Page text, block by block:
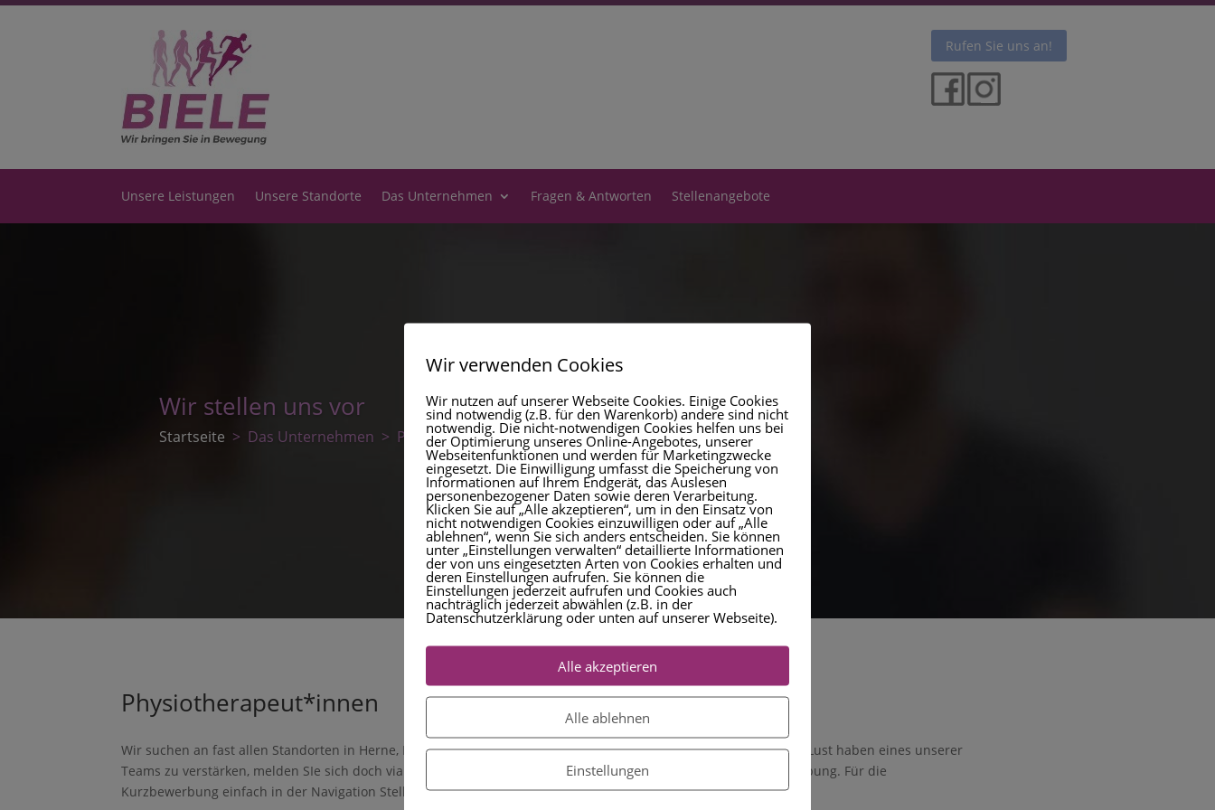
Rufen Sie uns an!
Unsere Leistungen Unsere Standorte Das Unternehmen Fragen & Antworten Stellenangebote
Wir stellen uns vor
Startseite > Das Unternehmen > Presse > Beitrag
Physiotherapeut*innen
Wir suchen an fast allen Standorten in Herne, Bochum und Recklinghausen Kolleginnen und Kollegen. Wenn Sie Lust haben eines unserer
Teams zu verstärken, melden SIe sich doch via WhatsApp 0157 85004499 bei uns oder nutzen unsere Kurzbewerbung. Für die
Kurzbewerbung einfach in der Navigation Stellenangebote oderhier klicken.
Wir verwenden Cookies
Wir nutzen auf unserer Webseite Cookies. Einige Cookies
sind notwendig (z.B. für den Warenkorb) andere sind nicht
notwendig. Die nicht-notwendigen Cookies helfen uns bei
der Optimierung unseres Online-Angebotes, unserer
Webseitenfunktionen und werden für Marketingzwecke
eingesetzt. Die Einwilligung umfasst die Speicherung von
Informationen auf Ihrem Endgerät, das Auslesen
personenbezogener Daten sowie deren Verarbeitung.
Klicken Sie auf „Alle akzeptieren“, um in den Einsatz von
nicht notwendigen Cookies einzuwilligen oder auf „Alle
ablehnen“, wenn Sie sich anders entscheiden. Sie können
unter „Einstellungen verwalten“ detaillierte Informationen
der von uns eingesetzten Arten von Cookies erhalten und
deren Einstellungen aufrufen. Sie können die
Einstellungen jederzeit aufrufen und Cookies auch
nachträglich jederzeit abwählen (z.B. in der
Datenschutzerklärung oder unten auf unserer Webseite).
Alle akzeptieren
Alle ablehnen
Einstellungen